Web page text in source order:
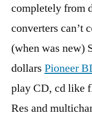
completely from
converters can’t
(when was new)
dollars Pioneer
play CD, cd like
Res and